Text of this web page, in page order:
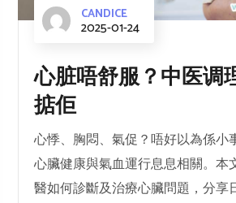
CANDICE
2025-01-24
心脏唔舒服？中医调
掂佢
心悸、胸悶、氣促？唔好以為係小
心臟健康與氣血運行息息相關。本
醫如何診斷及治療心臟問題，分享